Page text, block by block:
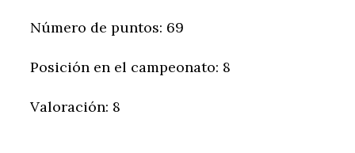
Número de puntos: 69
Posición en el campeonato: 8
Valoración: 8